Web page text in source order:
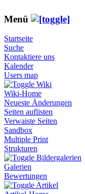
Menü
Startseite
Suche
Kontaktiere uns
Kalender
Users map
Wiki
Wiki-Home
Neueste Änderungen
Seiten auflisten
Verwaiste Seiten
Sandbox
Multiple Print
Strukturen
Bildergalerien
Galerien
Bewertungen
Artikel